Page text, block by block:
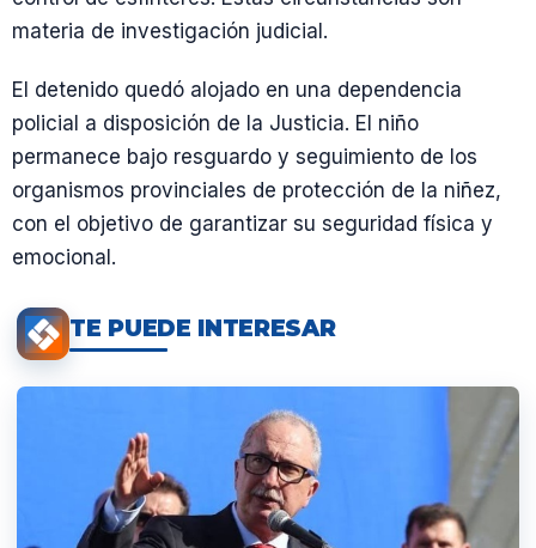
materia de investigación judicial.
El detenido quedó alojado en una dependencia
policial a disposición de la Justicia. El niño
permanece bajo resguardo y seguimiento de los
organismos provinciales de protección de la niñez,
con el objetivo de garantizar su seguridad física y
emocional.
TE PUEDE INTERESAR